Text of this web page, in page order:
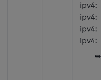
ipv4:
ipv4:
ipv4:
ipv4:
➥